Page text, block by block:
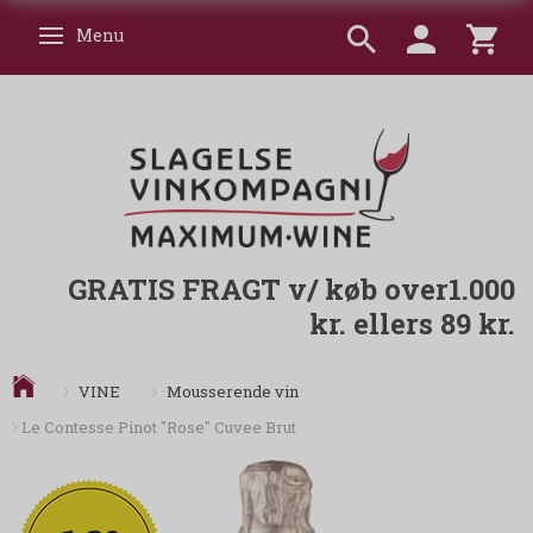
Skifte navigation
Menu
GRATIS FRAGT v/ køb over1.000
kr. ellers 89 kr.
VINE
Mousserende vin
Le Contesse Pinot "Rose" Cuvee Brut